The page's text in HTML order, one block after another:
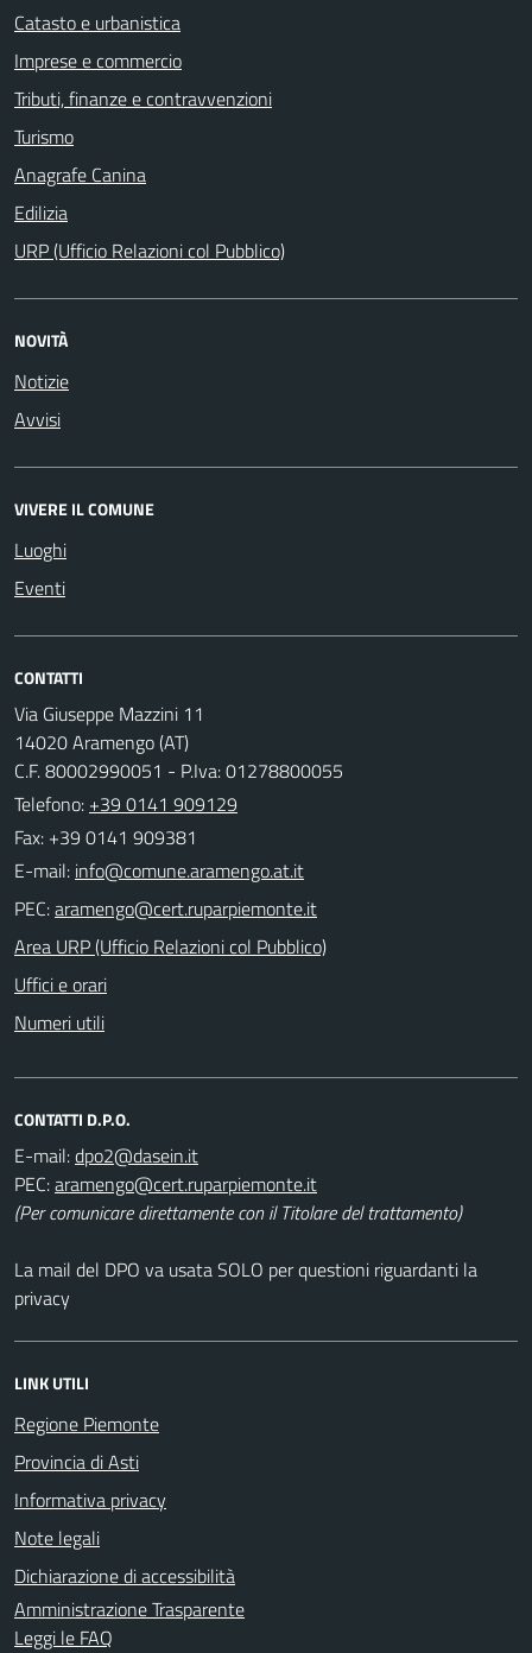
Catasto e urbanistica
Imprese e commercio
Tributi, finanze e contravvenzioni
Turismo
Anagrafe Canina
Edilizia
URP (Ufficio Relazioni col Pubblico)
NOVITÀ
Notizie
Avvisi
VIVERE IL COMUNE
Luoghi
Eventi
CONTATTI
Via Giuseppe Mazzini 11
14020 Aramengo (AT)
C.F. 80002990051 - P.Iva: 01278800055
Telefono: +39 0141 909129
Fax: +39 0141 909381
E-mail:
PEC:
Area URP (Ufficio Relazioni col Pubblico)
Uffici e orari
Numeri utili
CONTATTI D.P.O.
E-mail:
PEC:
(Per comunicare direttamente con il Titolare del trattamento)
La mail del DPO va usata SOLO per questioni riguardanti la
privacy
LINK UTILI
Regione Piemonte
Provincia di Asti
Informativa privacy
Note legali
Dichiarazione di accessibilità
Amministrazione Trasparente
Leggi le FAQ